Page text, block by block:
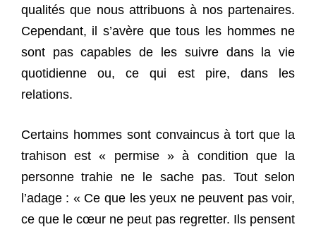
qualités que nous attribuons à nos partenaires.
Cependant, il s’avère que tous les hommes ne
sont pas capables de les suivre dans la vie
quotidienne ou, ce qui est pire, dans les
relations.
Certains hommes sont convaincus à tort que la
trahison est « permise » à condition que la
personne trahie ne le sache pas. Tout selon
l’adage : « Ce que les yeux ne peuvent pas voir,
ce que le cœur ne peut pas regretter. Ils pensent